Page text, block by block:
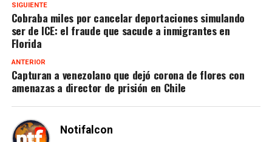
SIGUIENTE
Cobraba miles por cancelar deportaciones simulando
ser de ICE: el fraude que sacude a inmigrantes en
Florida
ANTERIOR
Capturan a venezolano que dejó corona de flores con
amenazas a director de prisión en Chile
Notifalcon